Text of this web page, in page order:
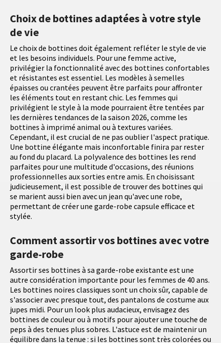
Choix de bottines adaptées à votre style
de vie
Le choix de bottines doit également refléter le style de vie
et les besoins individuels. Pour une femme active,
privilégier la fonctionnalité avec des bottines confortables
et résistantes est essentiel. Les modèles à semelles
épaisses ou crantées peuvent être parfaits pour affronter
les éléments tout en restant chic. Les femmes qui
privilégient le style à la mode pourraient être tentées par
les dernières tendances de la saison 2026, comme les
bottines à imprimé animal ou à textures variées.
Cependant, il est crucial de ne pas oublier l'aspect pratique.
Une bottine élégante mais inconfortable finira par rester
au fond du placard. La polyvalence des bottines les rend
parfaites pour une multitude d'occasions, des réunions
professionnelles aux sorties entre amis. En choisissant
judicieusement, il est possible de trouver des bottines qui
se marient aussi bien avec un jean qu'avec une robe,
permettant de créer une garde-robe capsule efficace et
stylée.
Comment assortir vos bottines avec votre
garde-robe
Assortir ses bottines à sa garde-robe existante est une
autre considération importante pour les femmes de 40 ans.
Les bottines noires classiques sont un choix sûr, capable de
s'associer avec presque tout, des pantalons de costume aux
jupes midi. Pour un look plus audacieux, envisagez des
bottines de couleur ou à motifs pour ajouter une touche de
peps à des tenues plus sobres. L'astuce est de maintenir un
équilibre dans la tenue : si les bottines sont très colorées ou